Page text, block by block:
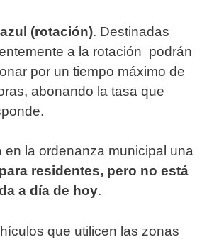
(rotación). Destinadas
a la rotación podrán
por un tiempo máximo de
abonando la tasa que
en la ordenanza municipal una
residentes, pero no está
a día de hoy.
que utilicen las zonas